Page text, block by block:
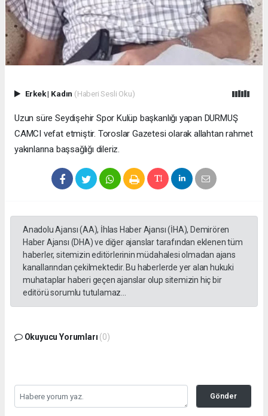
Erkek| Kadın (Haberi Sesli Oku)
Uzun süre Seydişehir Spor Kulüp başkanlığı yapan DURMUŞ
CAMCI vefat etmiştir. Toroslar Gazetesi olarak allahtan rahmet
yakınlarına başsağlığı dileriz.
Anadolu Ajansı (AA), İhlas Haber Ajansı (İHA), Demirören
Haber Ajansı (DHA) ve diğer ajanslar tarafından eklenen tüm
haberler, sitemizin editörlerinin müdahalesi olmadan ajans
kanallarından çekilmektedir. Bu haberlerde yer alan hukuki
muhataplar haberi geçen ajanslar olup sitemizin hiç bir
editörü sorumlu tutulamaz...
Okuyucu Yorumları (0)
Gönder